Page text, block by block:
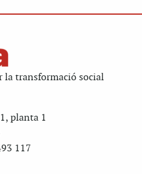
la transformació social
planta 1
117